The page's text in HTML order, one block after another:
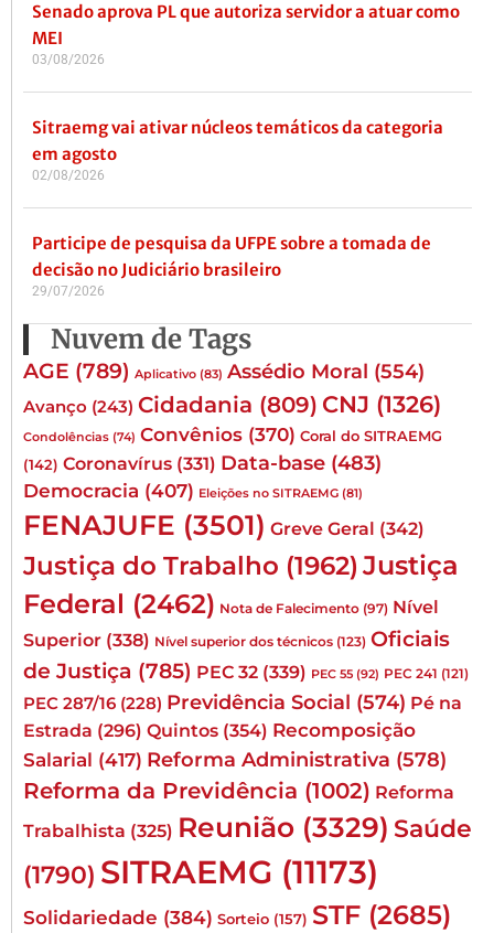
Senado aprova PL que autoriza servidor a atuar como
MEI
03/08/2026
Sitraemg vai ativar núcleos temáticos da categoria
em agosto
02/08/2026
Participe de pesquisa da UFPE sobre a tomada de
decisão no Judiciário brasileiro
29/07/2026
Nuvem de Tags
AGE (789) Aplicativo (83) Assédio Moral (554)
Avanço (243) Cidadania (809) CNJ (1326)
Condolências (74) Convênios (370) Coral do SITRAEMG
(142) Coronavírus (331) Data-base (483)
Democracia (407) Eleições no SITRAEMG (81)
FENAJUFE (3501) Greve Geral (342)
Justiça do Trabalho (1962) Justiça
Federal (2462) Nota de Falecimento (97) Nível
Superior (338) Nível superior dos técnicos (123) Oficiais
de Justiça (785) PEC 32 (339) PEC 55 (92) PEC 241 (121)
PEC 287/16 (228) Previdência Social (574) Pé na
Estrada (296) Quintos (354) Recomposição
Salarial (417) Reforma Administrativa (578)
Reforma da Previdência (1002) Reforma
Trabalhista (325) Reunião (3329) Saúde
(1790) SITRAEMG (11173)
Solidariedade (384) Sorteio (157) STF (2685)